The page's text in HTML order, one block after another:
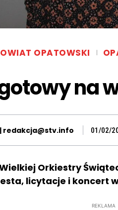
OPATOWSKI
na
| redakcja@stv.info 01/02/
Orkiestry
licytacje i koncert
REKLAMA